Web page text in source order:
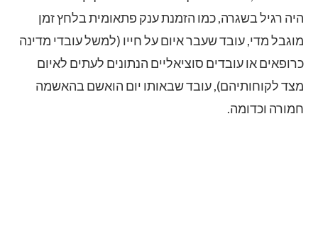
היה רגיל בשגרה, כמו הזמנת ענק פתאומית בלחץ זמן
מוגבל מדי, עובד שעבר איום על חייו (למשל עובדי מדינה
כרופאים או עובדים סוציאליים הנתונים לעתים לאיום
מצד לקוחותיהם), עובד שבאותו יום הואשם בהאשמה
חמורה וכדומה.